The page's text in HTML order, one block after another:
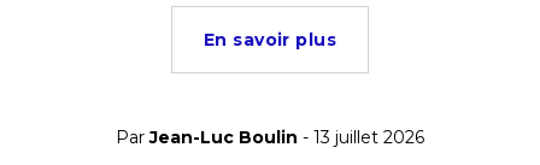
En savoir plus
ParJean-Luc Boulin - 13 juillet 2026